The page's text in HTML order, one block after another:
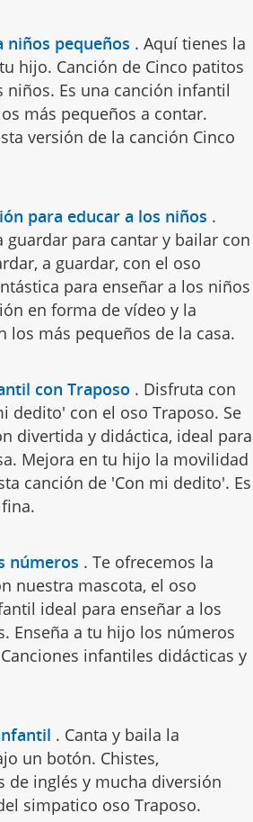
niños pequeños .Aquí tienes la
hijo. Canción de Cinco patitos
niños. Es una canción infantil
más pequeños a contar.
versión de la canción Cinco
para educar a los niños .
guardar para cantar y bailar con
a guardar, con el oso
para enseñar a los niños
en forma de vídeo y la
los más pequeños de la casa.
con Traposo . Disfruta con
dedito' con el oso Traposo. Se
divertida y didáctica, ideal para
Mejora en tu hijo la movilidad
canción de 'Con mi dedito'. Es
números .Te ofrecemos la
nuestra mascota, el oso
ideal para enseñar a los
Enseña a tu hijo los números
infantiles didácticas y
. Canta y baila la
un botón. Chistes,
de inglés y mucha diversión
simpatico oso Traposo.